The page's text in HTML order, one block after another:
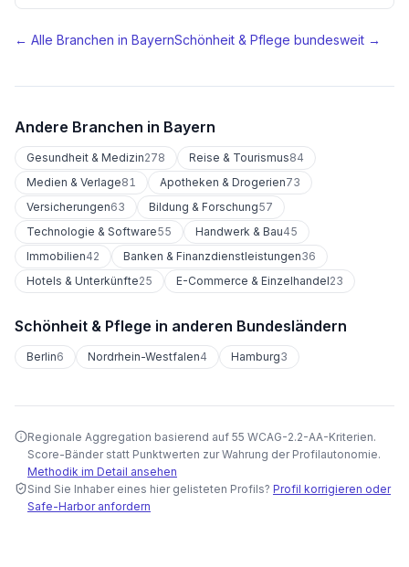
← Alle Branchen in BayernSchönheit & Pflege bundesweit →
Andere Branchen in Bayern
Gesundheit & Medizin278 Reise & Tourismus84
Medien & Verlage81 Apotheken & Drogerien73
Versicherungen63 Bildung & Forschung57
Technologie & Software55 Handwerk & Bau45
Immobilien42 Banken & Finanzdienstleistungen36
Hotels & Unterkünfte25 E-Commerce & Einzelhandel23
Schönheit & Pflege in anderen Bundesländern
Berlin6 Nordrhein-Westfalen4 Hamburg3
Regionale Aggregation basierend auf 55 WCAG-2.2-AA-Kriterien.
Score-Bänder statt Punktwerten zur Wahrung der Profilautonomie.
Methodik im Detail ansehen
Sind Sie Inhaber eines hier gelisteten Profils? Profil korrigieren oder
Safe-Harbor anfordern